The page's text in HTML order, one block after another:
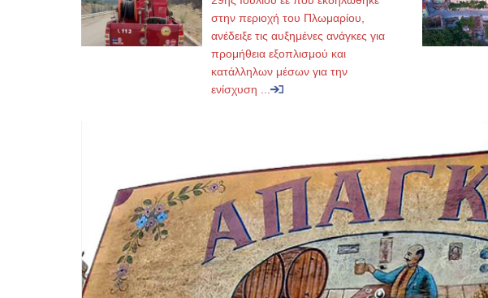
στην περιοχή του Πλωμαρίου,
ανέδειξε τις αυξημένες ανάγκες για
προμήθεια εξοπλισμού και
κατάλληλων μέσων για την
ενίσχυση ...